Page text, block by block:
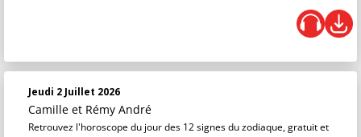
Jeudi 2 Juillet 2026
Camille et Rémy André
Retrouvez l'horoscope du jour des 12 signes du zodiaque, gratuit et